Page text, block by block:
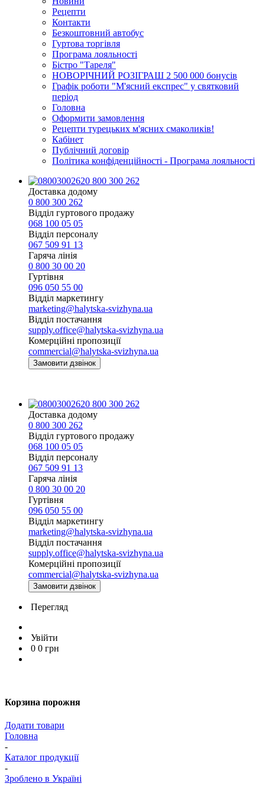
Рецепти
Контакти
Безкоштовний автобус
Гуртова торгівля
Програма лояльності
Бістро "Тареля"
НОВОРІЧНИЙ РОЗІГРАШ 2 500 000 бонусів
Графік роботи "М'ясний експрес" у святковий
період
Головна
Оформити замовлення
Рецепти турецьких м'ясних смаколиків!
Кабінет
Публічний договір
Політика конфіденційності - Програма лояльності
0 800 300 262
Доставка додому
0 800 300 262
Відділ гуртового продажу
068 100 05 05​
Відділ персоналу
067 509 91 13
Гаряча лінія
0 800 30 00 20
Гуртівня
096 050 55 00
Відділ маркетингу
marketing@halytska-svizhyna.ua
Відділ постачання
supply.office@halytska-svizhyna.ua
Комерційні пропозиції
commercial@halytska-svizhyna.ua
Замовити дзвінок
0 800 300 262
Доставка додому
0 800 300 262
Відділ гуртового продажу
068 100 05 05​
Відділ персоналу
067 509 91 13
Гаряча лінія
0 800 30 00 20
Гуртівня
096 050 55 00
Відділ маркетингу
marketing@halytska-svizhyna.ua
Відділ постачання
supply.office@halytska-svizhyna.ua
Комерційні пропозиції
commercial@halytska-svizhyna.ua
Замовити дзвінок
Перегляд
Увійти
0 0 грн
Корзина порожня
Додати товари
Головна
-
Каталог продукції
-
Зроблено в Україні